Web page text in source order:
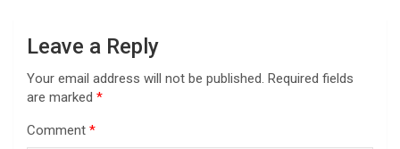
Leave a Reply
Your email address will not be published. Required fields
are marked *
Comment *